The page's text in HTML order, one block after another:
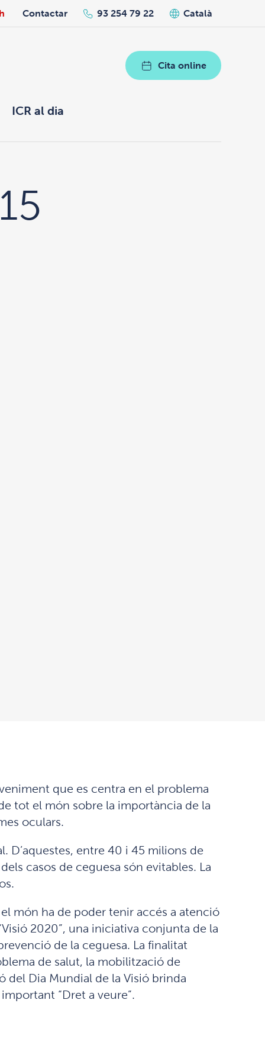
Contactar 93 254 79 22 Català
Cita online
ICR al dia
que es centra en el problema
tot el món sobre la importància de la
oculars.
D’aquestes, entre 40 i 45 milions de
casos de ceguesa són evitables. La
món ha de poder tenir accés a atenció
2020”, una iniciativa conjunta de la
de la ceguesa. La finalitat
de salut, la mobilització de
del Dia Mundial de la Visió brinda
“Dret a veure”.